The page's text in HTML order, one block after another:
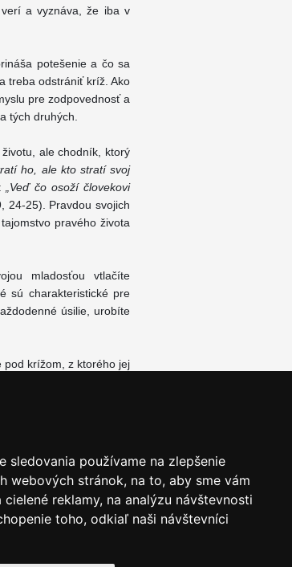
sledovania používame na zlepšenie
webových stránok, na to, aby sme vám
reklamy, na analýzu návštevnosti
toho, odkiaľ naši návštevníci
a vyznáva, že iba v
potešenie a čo sa
treba odstrániť kríž. Ako
pre zodpovednosť a
tých druhých.
ale chodník, ktorý
ho, ale kto stratí svoj
„Veď čo osoží človekovi
24-25). Pravdou svojich
pravého života
mladosťou vtlačíte
sú charakteristické pre
úsilie, urobíte
pod krížom, z ktorého jej
ktoré vám zo srdca